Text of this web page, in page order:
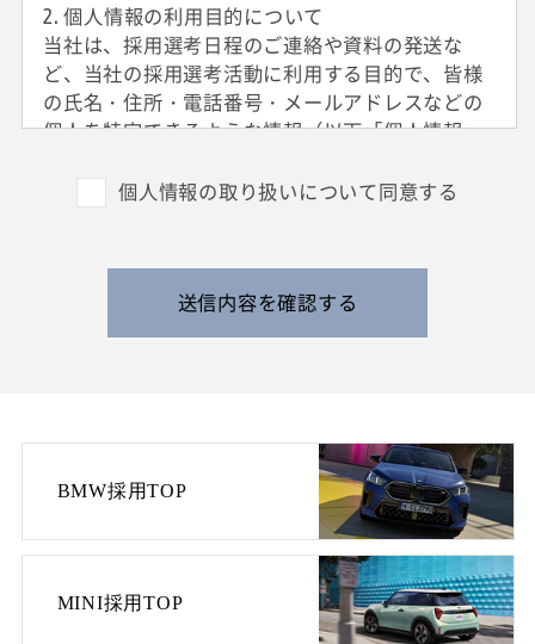
2. 個人情報の利用目的について
当社は、採用選考日程のご連絡や資料の発送な
ど、当社の採用選考活動に利用する目的で、皆様
の氏名・住所・電話番号・メールアドレスなどの
個人を特定できるような情報（以下「個人情報」
外国籍の方からは、日本国での就労可否の確認に
また、特定の業務に従事することが可能であるか
を判断する目的で、健康診断書や障害者手帳等の
提出をお願いすることがあります。
す。
3. 個人情報の保管・管理について
収集した皆様の個人情報は、当社の責任のもとで
不適切な取り扱いが行われないよう厳重に管理い
たします。
また、当社の採用活動の終了に伴い、当社の責任
個人情報の取り扱いについて同意する
送信内容を確認する
BMW採用TOP
MINI採用TOP